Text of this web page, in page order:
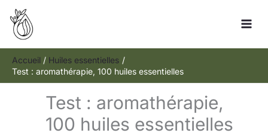
Aller
contenu
Accueil
Huiles essentielles
Test : aromathérapie, 100 huiles essentielles
Test : aromathérapie,
100 huiles essentielles
R
e
h
e